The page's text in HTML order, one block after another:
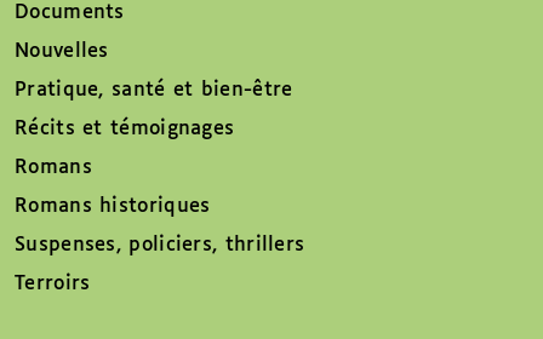
Documents
Nouvelles
Pratique, santé et bien-être
Récits et témoignages
Romans
Romans historiques
Suspenses, policiers, thrillers
Terroirs